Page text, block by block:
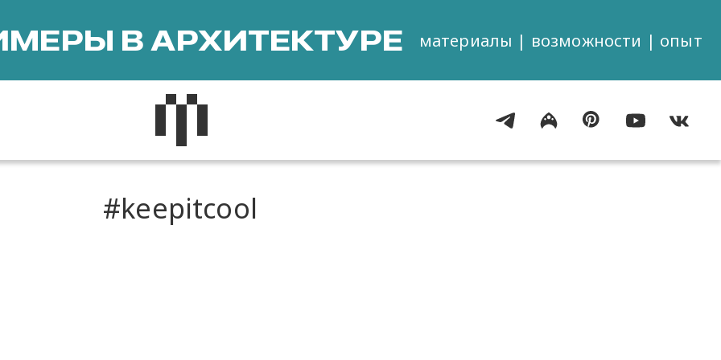
В АРХИТЕКТУРЕ материалы | возможности | опыт
keepitcool